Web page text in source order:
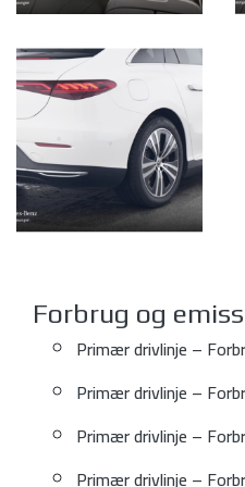
Forbrug og
Primær drivlinje –
Primær drivlinje –
Primær drivlinje –
Primær drivlinje –